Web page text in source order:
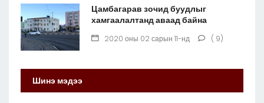
Цамбагарав зочид буудлыг
хамгаалалтанд аваад байна
2020 оны 02 сарын 11-нд ( 9)
Шинэ мэдээ